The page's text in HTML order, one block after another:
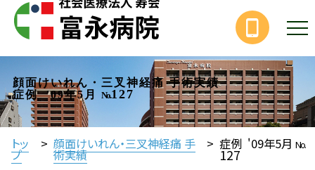
顔面けいれん・三叉神経痛 手術実績
症例 '09年5月
No.127
トッ
プ
> 顔面けいれん・三叉神経痛 手
術実績
> 症例 '09年5月 No.
127